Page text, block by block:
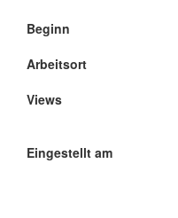
Beginn
Arbeitsort
Views
Eingestellt am